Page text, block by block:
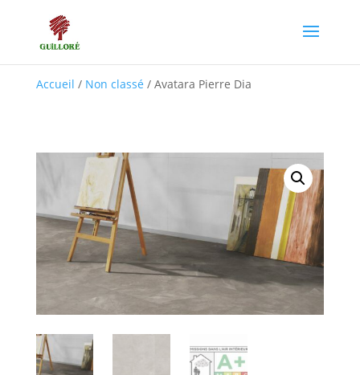
Accueil / Non classé / Avatara Pierre Dia